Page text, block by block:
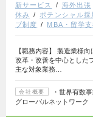
新サービス
海外出張
休み
ポテンシャル採
ブ制度
MBA・留学
【職務内容】 製造業様
改革・改善を中心とした
主な対象業務…
会社概要
・世界有数
グローバルネットワーク